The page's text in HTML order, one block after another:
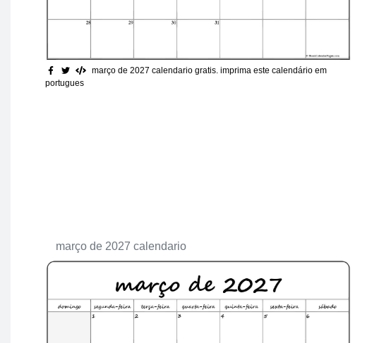
março de 2027 calendario gratis. imprima este calendário em
portugues
março de 2027 calendario